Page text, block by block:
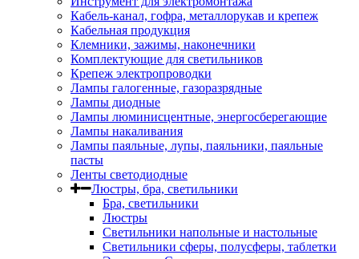
Кабель-канал, гофра, металлорукав и крепеж
Кабельная продукция
Клемники, зажимы, наконечники
Комплектующие для светильников
Крепеж электропроводки
Лампы галогенные, газоразрядные
Лампы диодные
Лампы люминисцентные, энергосберегающие
Лампы накаливания
Лампы паяльные, лупы, паяльники, паяльные
пасты
Ленты светодиодные
Люстры, бра, светильники
Бра, светильники
Люстры
Светильники напольные и настольные
Светильники сферы, полусферы, таблетки